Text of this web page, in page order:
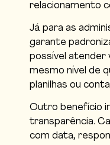
relacionamento
Já para as
garante
possível atender
mesmo nível de
planilhas ou
Outro benefício
transparência.
com data,